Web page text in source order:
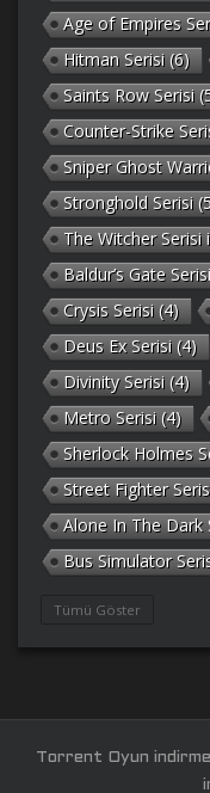
Age of Empires
Hitman Serisi (6)
Saints Row Serisi
Counter-Strike
Sniper Ghost
Stronghold Serisi
The Witcher Serisi
Baldur’s Gate Serisi
Crysis Serisi (4)
Deus Ex Serisi (4)
Divinity Serisi (4)
Metro Serisi (4)
Sherlock Holmes
Street Fighter
Alone In The Dark
Bus Simulator
Tümü Göster
Torrent Oyun